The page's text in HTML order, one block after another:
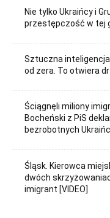
Nie tylko Ukraińcy i
przestępczość w tej
Sztuczna
od zera. To otwiera
Ściągnęli miliony
Bocheński z PiS
bezrobotnych
Śląsk. Kierowca
dwóch
imigrant [VIDEO]